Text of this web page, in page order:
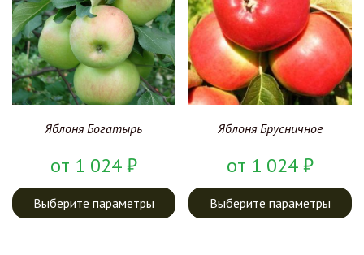
Яблоня Богатырь
от 1 024₽
Выберите параметры
Яблоня Брусничное
от 1 024₽
Выберите параметры